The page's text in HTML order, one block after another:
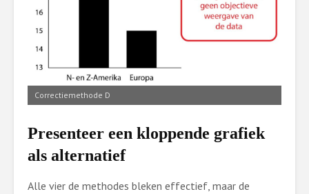
Correctiemethode D
Presenteer een kloppende grafiek
als alternatief
Alle vier de methodes bleken effectief, maar de